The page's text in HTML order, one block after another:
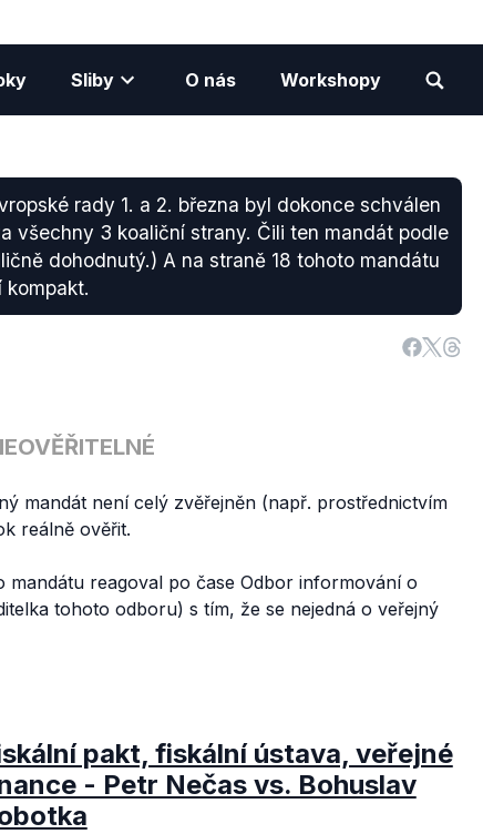
Sliby O nás Workshopy
rady 1. a 2. března byl dokonce schválen
všechny 3 koaliční strany. Čili ten mandát podle
dohodnutý.) A na straně 18 tohoto mandátu
kompakt.
mandát není celý zvěřejněn (např. prostřednictvím
reálně ověřit.
reagoval po čase Odbor informování o
tohoto odboru) s tím, že se nejedná o veřejný
pakt, fiskální ústava, veřejné
- Petr Nečas vs. Bohuslav